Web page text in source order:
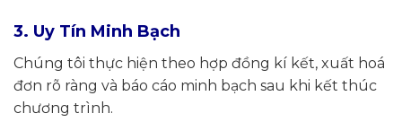
3. Uy Tín Minh Bạch
Chúng tôi thực hiện theo hợp đồng kí kết, xuất hoá
đơn rõ ràng và báo cáo minh bạch sau khi kết thúc
chương trình.